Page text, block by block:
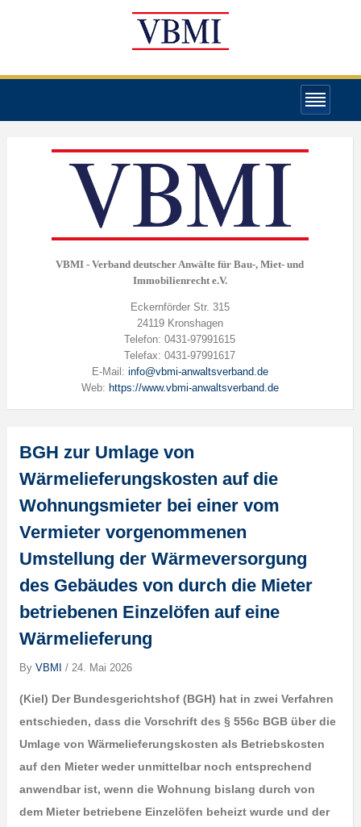
VBMI - Verband deutscher Anwälte für Bau-, Miet- und
Immobilienrecht e.V.
Eckernförder Str. 315
24119 Kronshagen
Telefon: 0431-97991615
Telefax: 0431-97991617
E-Mail: info@vbmi-anwaltsverband.de
Web: https://www.vbmi-anwaltsverband.de
BGH zur Umlage von
Wärmelieferungskosten auf die
Wohnungsmieter bei einer vom
Vermieter vorgenommenen
Umstellung der Wärmeversorgung
des Gebäudes von durch die Mieter
betriebenen Einzelöfen auf eine
Wärmelieferung
By VBMI / 24. Mai 2026
(Kiel) Der Bundesgerichtshof (BGH) hat in zwei Verfahren
entschieden, dass die Vorschrift des § 556c BGB über die
Umlage von Wärmelieferungskosten als Betriebskosten
auf den Mieter weder unmittelbar noch entsprechend
anwendbar ist, wenn die Wohnung bislang durch von
dem Mieter betriebene Einzelöfen beheizt wurde und der